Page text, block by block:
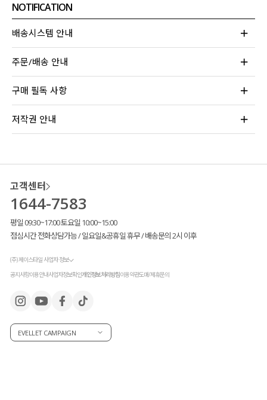
NOTIFICATION
배송시스템 안내
주문/배송 안내
구매 필독 사항
저작권 안내
고객센터
1644-7583
평일 09:30~17:00 토요일 10:00~15:00
점심시간 전화상담가능 / 일요일&공휴일 휴무 / 배송문의 2시 이후
(주) 제이스타일 사업자 정보
공지사항이용안내사업자정보확인개인정보처리방침이용약관도매/제휴문의
EVELLET CAMPAIGN